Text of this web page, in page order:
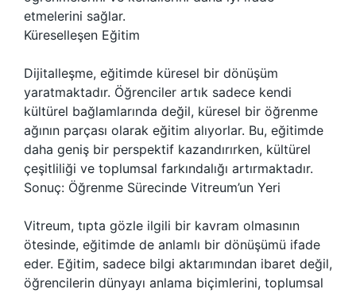
etmelerini sağlar.
Küreselleşen Eğitim
Dijitalleşme, eğitimde küresel bir dönüşüm
yaratmaktadır. Öğrenciler artık sadece kendi
kültürel bağlamlarında değil, küresel bir öğrenme
ağının parçası olarak eğitim alıyorlar. Bu, eğitimde
daha geniş bir perspektif kazandırırken, kültürel
çeşitliliği ve toplumsal farkındalığı artırmaktadır.
Sonuç: Öğrenme Sürecinde Vitreum’un Yeri
Vitreum, tıpta gözle ilgili bir kavram olmasının
ötesinde, eğitimde de anlamlı bir dönüşümü ifade
eder. Eğitim, sadece bilgi aktarımından ibaret değil,
öğrencilerin dünyayı anlama biçimlerini, toplumsal